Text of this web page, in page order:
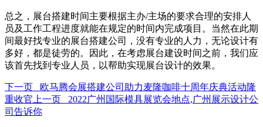
总之，展台搭建时间主要根据主办/主场的要求合理的安排人
员及工作工程进度就能在规定的时间内完成项目。当然在此期
间最好找专业的展台搭建公司，没有专业的人力，无论设计有
多好，都是徒劳的。因此，在考虑展台建设时间之前，我们应
该首先找到专业人员，以帮助实现展台设计的效果。
下一页 欧马腾会展搭建公司助力麦隆咖啡十周年庆典活动隆
重收官 上一页 2022广州国际模具展览会地点,广州展示设计公
司告诉你